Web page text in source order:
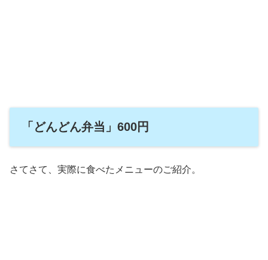
「どんどん弁当」600円
さてさて、実際に食べたメニューのご紹介。